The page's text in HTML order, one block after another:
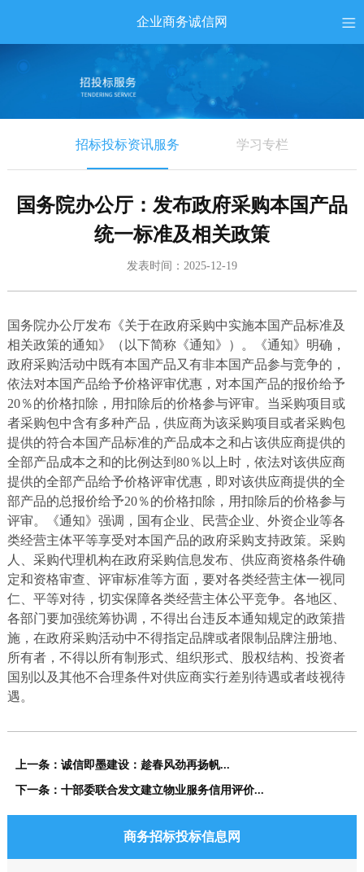
企业商务诚信网
招标投标资讯服务 学习专栏
国务院办公厅：发布政府采购本国产品
统一标准及相关政策
发表时间：2025-12-19
国务院办公厅发布《关于在政府采购中实施本国产品标准及
相关政策的通知》（以下简称《通知》）。《通知》明确，
政府采购活动中既有本国产品又有非本国产品参与竞争的，
依法对本国产品给予价格评审优惠，对本国产品的报价给予
20％的价格扣除，用扣除后的价格参与评审。当采购项目或
者采购包中含有多种产品，供应商为该采购项目或者采购包
提供的符合本国产品标准的产品成本之和占该供应商提供的
全部产品成本之和的比例达到80％以上时，依法对该供应商
提供的全部产品给予价格评审优惠，即对该供应商提供的全
部产品的总报价给予20％的价格扣除，用扣除后的价格参与
评审。《通知》强调，国有企业、民营企业、外资企业等各
类经营主体平等享受对本国产品的政府采购支持政策。采购
人、采购代理机构在政府采购信息发布、供应商资格条件确
定和资格审查、评审标准等方面，要对各类经营主体一视同
仁、平等对待，切实保障各类经营主体公平竞争。各地区、
各部门要加强统筹协调，不得出台违反本通知规定的政策措
施，在政府采购活动中不得指定品牌或者限制品牌注册地、
所有者，不得以所有制形式、组织形式、股权结构、投资者
国别以及其他不合理条件对供应商实行差别待遇或者歧视待
遇。
上一条： 诚信即墨建设：趁春风劲再扬帆...
下一条： 十部委联合发文建立物业服务信用评价...
商务招标投标信息网